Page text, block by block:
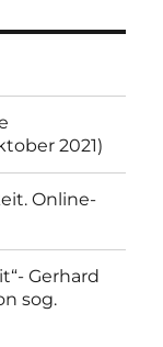
2021)
Online-
Gerhard
sog.